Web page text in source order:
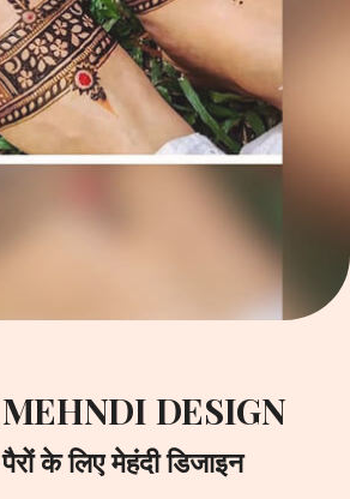
MEHNDI DESIGN
पैरों के लिए मेहंदी डिजाइन